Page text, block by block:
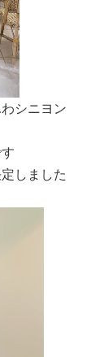
シニヨン
しました